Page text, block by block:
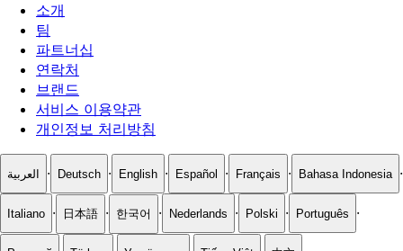
소개
팀
파트너십
연락처
브랜드
서비스 이용약관
개인정보 처리방침
العربية · Deutsch · English · Español · Français · Bahasa Indonesia ·
Italiano · 日本語 · 한국어 · Nederlands · Polski · Português ·